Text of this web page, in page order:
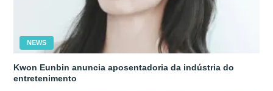
NEWS
Kwon Eunbin anuncia aposentadoria da indústria do
entretenimento